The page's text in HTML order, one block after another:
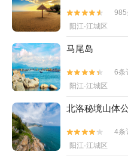


985
阳江·江城区
马尾岛


6条
阳江·江城区
北洛秘境山体


4条
阳江·江城区